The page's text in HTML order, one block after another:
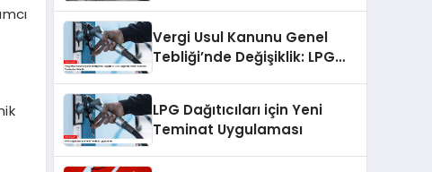
Vergi Usul Kanunu Genel
Tebliği’nde Değişiklik: LPG
LPG Dağıtıcıları için Yeni
Teminat Uygulaması